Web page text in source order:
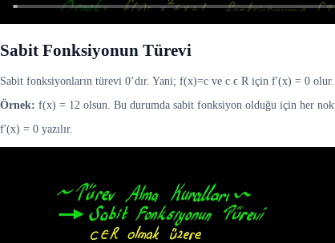
Sabit Fonksiyonun Türevi
Sabit fonksiyonların türevi 0’dır. Yani; f(x)=c ve c ϵ R için f'(x) = 0 olur.
Örnek: f(x) = 12 olsun. Bu durumda sabit fonksiyon olduğu için her
f'(x) = 0 yazılır.